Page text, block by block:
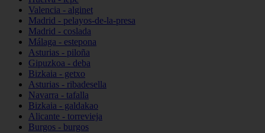
Valencia - alginet
Madrid - pelayos-de-la-presa
Madrid - coslada
Málaga - estepona
Asturias - piloña
Gipuzkoa - deba
Bizkaia - getxo
Asturias - ribadesella
Navarra - tafalla
Bizkaia - galdakao
Alicante - torrevieja
Burgos - burgos